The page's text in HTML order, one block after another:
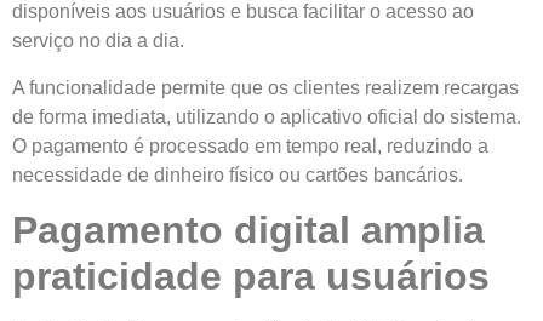
disponíveis aos usuários e busca facilitar o acesso ao
serviço no dia a dia.
A funcionalidade permite que os clientes realizem recargas
de forma imediata, utilizando o aplicativo oficial do sistema.
O pagamento é processado em tempo real, reduzindo a
necessidade de dinheiro físico ou cartões bancários.
Pagamento digital amplia
praticidade para usuários